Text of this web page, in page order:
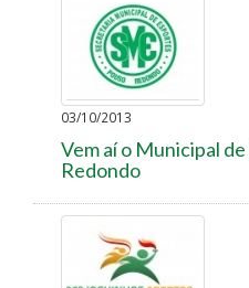
03/10/2013
Vem aí o Municipal
Redondo